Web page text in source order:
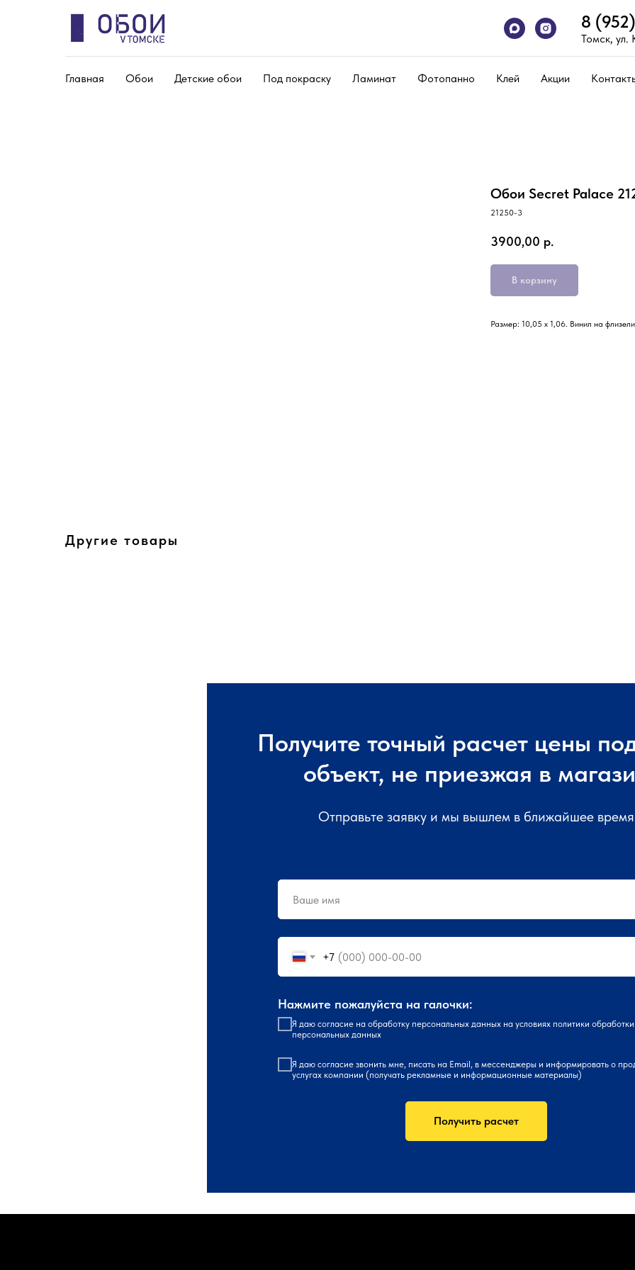
8
Томск, ул.
Главная Обои Детские обои Под покраску Ламинат Фотопанно Клей Акции
Обои Secret Palace
21250-3
3900,00 р.
В корзину
Размер: 10,05 х 1,06. Винил на
Другие товары
Получите точный расчет цены
объект, не приезжая в
Отправьте заявку и мы вышлем в ближайшее время
+7
Нажмите пожалуйста на галочки:
Я даю согласие на обработку персональных данных на условиях политики обработки
персональных данных
Я даю согласие звонить мне, писать на Email, в мессенджеры и информировать о
услугах компании (получать рекламные и информационные материалы)
Получить расчет